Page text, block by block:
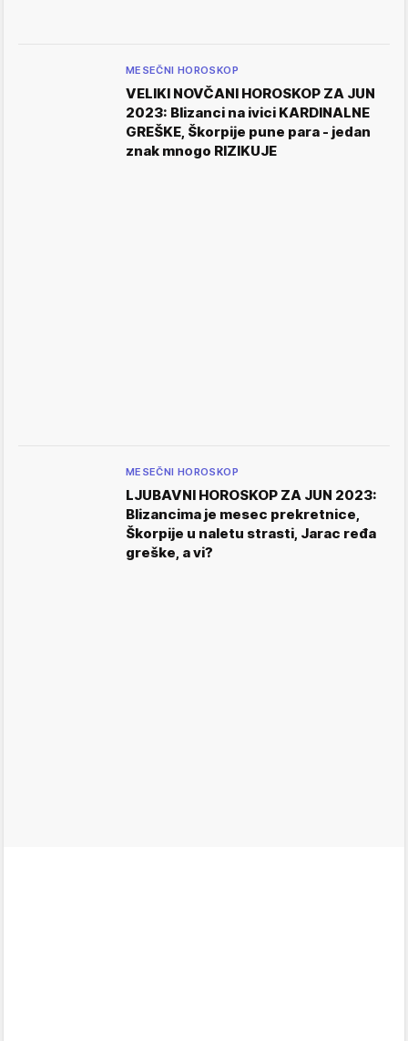
MESEČNI HOROSKOP
VELIKI NOVČANI HOROSKOP ZA JUN
2023: Blizanci na ivici KARDINALNE
GREŠKE, Škorpije pune para - jedan
znak mnogo RIZIKUJE
MESEČNI HOROSKOP
LJUBAVNI HOROSKOP ZA JUN 2023:
Blizancima je mesec prekretnice,
Škorpije u naletu strasti, Jarac ređa
greške, a vi?